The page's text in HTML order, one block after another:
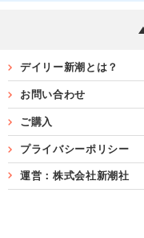
デイリー新潮とは？
お問い合わせ
ご購入
プライバシーポリシー
運営：株式会社新潮社